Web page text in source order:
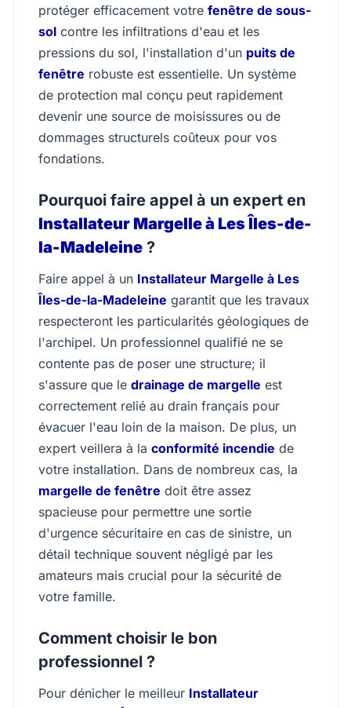
protéger efficacement votre fenêtre de sous-
sol contre les infiltrations d'eau et les
pressions du sol, l'installation d'un puits de
fenêtre robuste est essentielle. Un système
de protection mal conçu peut rapidement
devenir une source de moisissures ou de
dommages structurels coûteux pour vos
fondations.
Pourquoi faire appel à un expert en
Installateur Margelle à Les Îles-de-
la-Madeleine ?
Faire appel à un Installateur Margelle à Les
Îles-de-la-Madeleine garantit que les travaux
respecteront les particularités géologiques de
l'archipel. Un professionnel qualifié ne se
contente pas de poser une structure; il
s'assure que le drainage de margelle est
correctement relié au drain français pour
évacuer l'eau loin de la maison. De plus, un
expert veillera à la conformité incendie de
votre installation. Dans de nombreux cas, la
margelle de fenêtre doit être assez
spacieuse pour permettre une sortie
d'urgence sécuritaire en cas de sinistre, un
détail technique souvent négligé par les
amateurs mais crucial pour la sécurité de
votre famille.
Comment choisir le bon
professionnel ?
Pour dénicher le meilleur Installateur